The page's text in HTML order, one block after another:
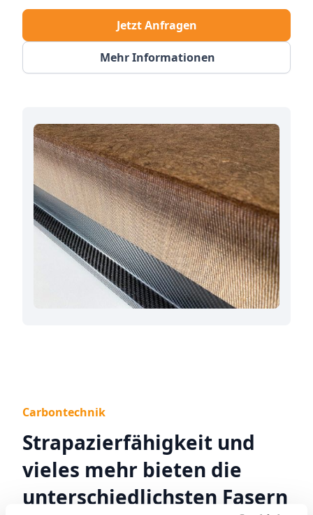
Mehr Informationen
Jetzt Anfragen
Carbontechnik
Strapazierfähigkeit und
vieles mehr bieten die
unterschiedlichsten Fasern